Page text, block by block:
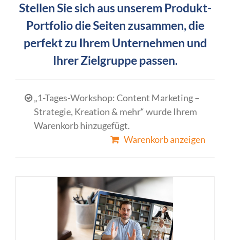
Stellen Sie sich aus unserem Produkt-
Portfolio die Seiten zusammen, die
perfekt zu Ihrem Unternehmen und
Ihrer Zielgruppe passen.
„1-Tages-Workshop: Content Marketing –
Strategie, Kreation & mehr“ wurde Ihrem
Warenkorb hinzugefügt.
Warenkorb anzeigen